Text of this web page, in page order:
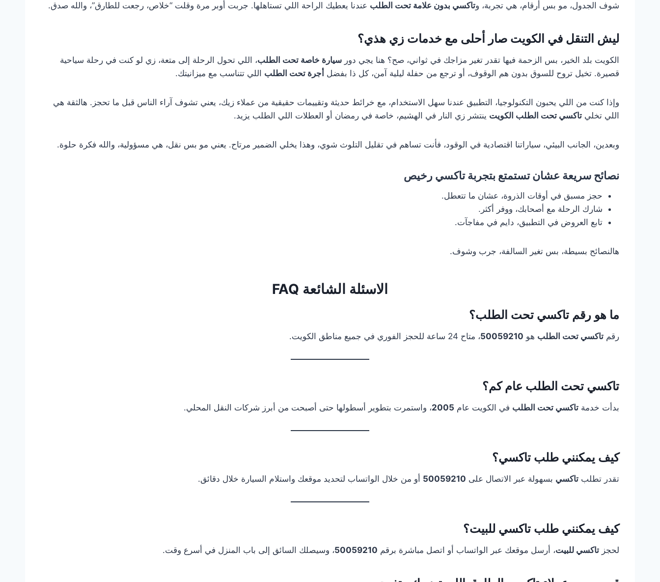
شوف الجدول، مو بس أرقام، هي تجربة، وتاكسي بدون علامة تحت الطلب عندنا يعطيك الراحة اللي تستاهلها. جربت أوبر مرة وقلت “خلاص، رجعت للطارق”، والله صدق.
ليش التنقل في الكويت صار أحلى مع خدمات زي هذي؟
الكويت بلد الخير، بس الزحمة فيها تقدر تغير مزاجك في ثواني، صح؟ هنا يجي دور سيارة خاصة تحت الطلب، اللي تحول الرحلة إلى متعة، زي لو كنت في رحلة سياحية
قصيرة. تخيل تروح للسوق بدون هم الوقوف، أو ترجع من حفلة ليلية آمن، كل ذا بفضل أجرة تحت الطلب اللي تتناسب مع ميزانيتك.
وإذا كنت من اللي يحبون التكنولوجيا، التطبيق عندنا سهل الاستخدام، مع خرائط حديثة وتقييمات حقيقية من عملاء زيك، يعني تشوف آراء الناس قبل ما تحجز. هالثقة هي
اللي تخلي تاكسي تحت الطلب الكويت ينتشر زي النار في الهشيم، خاصة في رمضان أو العطلات اللي الطلب يزيد.
وبعدين، الجانب البيئي، سياراتنا اقتصادية في الوقود، فأنت تساهم في تقليل التلوث شوي، وهذا يخلي الضمير مرتاح. يعني مو بس نقل، هي مسؤولية، والله فكرة حلوة.
نصائح سريعة عشان تستمتع بتجربة تاكسي رخيص
حجز مسبق في أوقات الذروة، عشان ما تتعطل.
شارك الرحلة مع أصحابك، ووفر أكثر.
تابع العروض في التطبيق، دايم في مفاجآت.
هالنصائح بسيطة، بس تغير السالفة، جرب وشوف.
الاسئلة الشائعة FAQ
ما هو رقم تاكسي تحت الطلب؟
رقم تاكسي تحت الطلب هو 50059210، متاح 24 ساعة للحجز الفوري في جميع مناطق الكويت.
تاكسي تحت الطلب عام كم؟
بدأت خدمة تاكسي تحت الطلب في الكويت عام 2005، واستمرت بتطوير أسطولها حتى أصبحت من أبرز شركات النقل المحلي.
كيف يمكنني طلب تاكسي؟
تقدر تطلب تاكسي بسهولة عبر الاتصال على 50059210 أو من خلال الواتساب لتحديد موقعك واستلام السيارة خلال دقائق.
كيف يمكنني طلب تاكسي للبيت؟
لحجز تاكسي للبيت، أرسل موقعك عبر الواتساب أو اتصل مباشرة برقم 50059210، وسيصلك السائق إلى باب المنزل في أسرع وقت.